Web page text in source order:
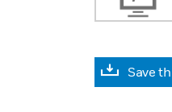
Save